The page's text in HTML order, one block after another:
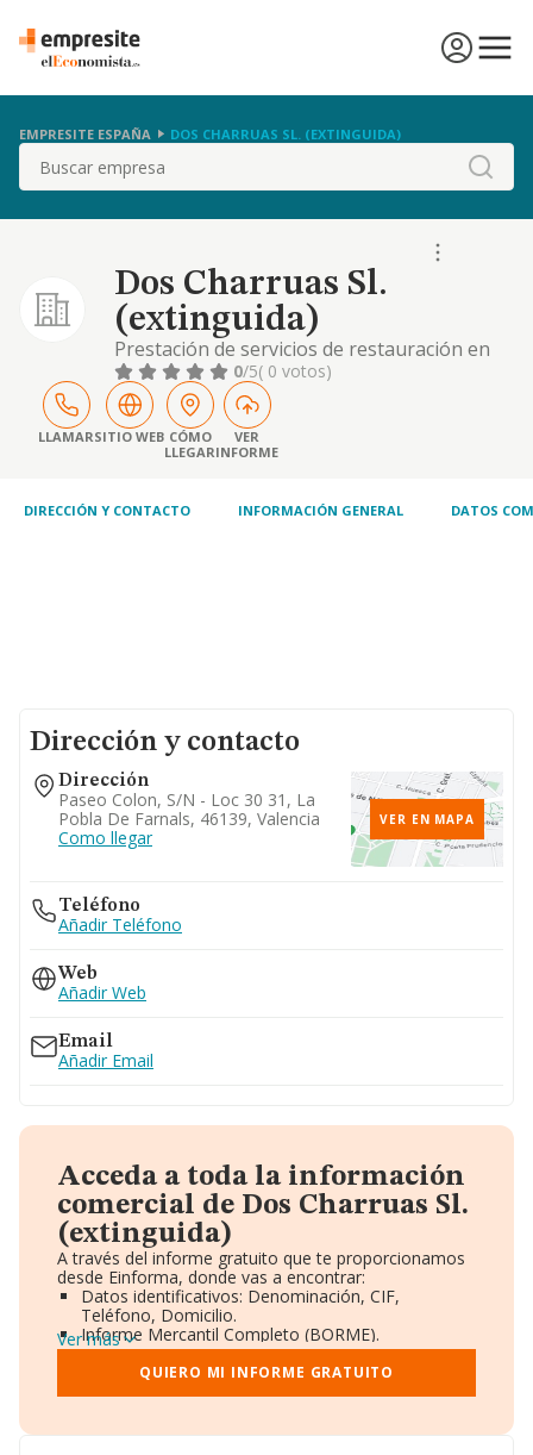
EMPRESITE ESPAÑA DOS CHARRUAS SL. (EXTINGUIDA)
Buscar
Dos Charruas Sl.
(extinguida)
Prestación de servicios de restauración en
general. siendo el código de clasificación
nacional de actividades económicas (c.n.a.e.)
de la actividad principal el 56.10. las
actividades integrantes del objeto social,
podrán ser desarrolladas, total o
titula
0/5( 0 votos)
LLAMARSITIO WEB CÓMO
LLEGAR
VER
INFORME
DIRECCIÓN Y CONTACTO INFORMACIÓN GENERAL DATOS
Dirección y contacto
Dirección
Paseo Colon, S/n - Loc 30 31, La
Pobla De Farnals, 46139, Valencia
Como llegar
VER EN MAPA
Teléfono
Añadir Teléfono
Web
Añadir Web
Email
Añadir Email
Acceda a toda la información
comercial de Dos Charruas Sl.
(extinguida)
A través del informe gratuito que te proporcionamos
desde Einforma, donde vas a encontrar:
Datos identificativos: Denominación, CIF,
Teléfono, Domicilio.
Informe Mercantil Completo (BORME).
Gráficos de Evolución Ventas y Empleados.
Consejo de Administración y Administradores.
Directivos y Ejecutivos.
Ver más
QUIERO MI INFORME GRATUITO